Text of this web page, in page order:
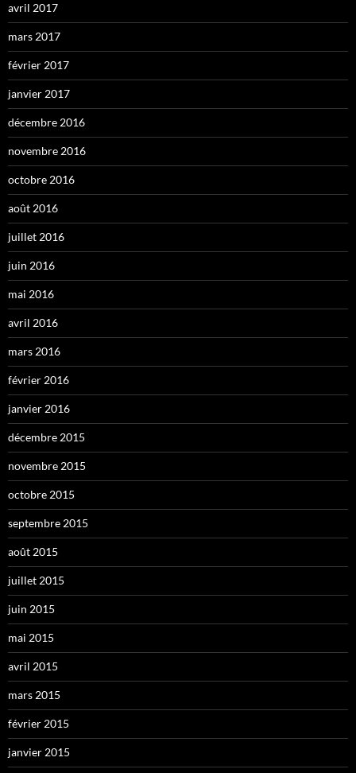
avril 2017
mars 2017
février 2017
janvier 2017
décembre 2016
novembre 2016
octobre 2016
août 2016
juillet 2016
juin 2016
mai 2016
avril 2016
mars 2016
février 2016
janvier 2016
décembre 2015
novembre 2015
octobre 2015
septembre 2015
août 2015
juillet 2015
juin 2015
mai 2015
avril 2015
mars 2015
février 2015
janvier 2015